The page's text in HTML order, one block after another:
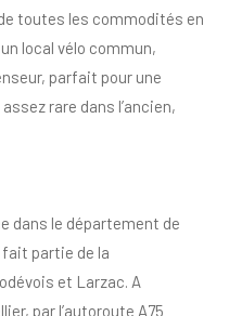
toutes les commodités en
local vélo commun,
parfait pour une
rare dans l’ancien,
dans le département de
fait partie de la
et Larzac. A
par l’autoroute A75